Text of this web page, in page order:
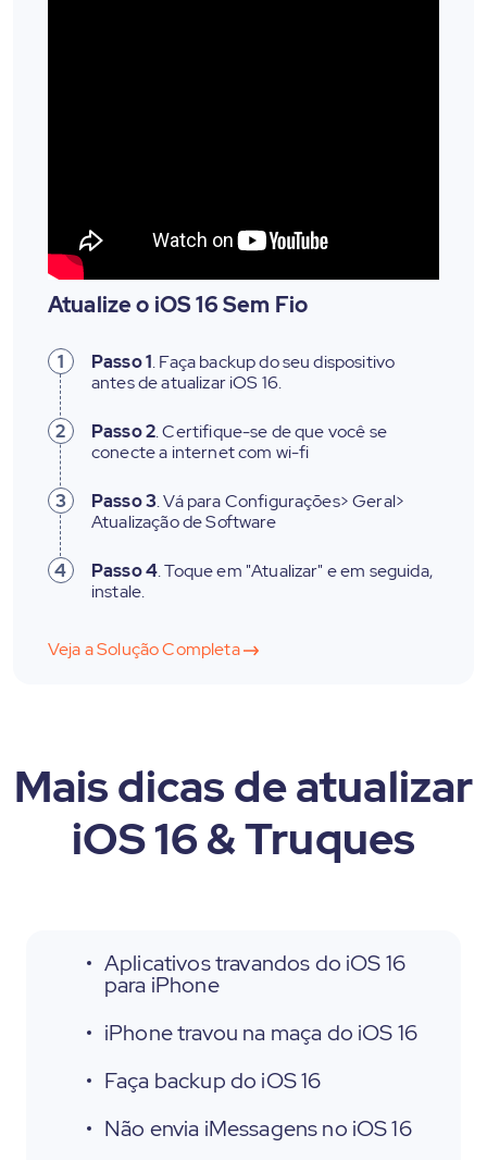
Atualize o iOS 16 Sem Fio
1 Passo 1. Faça backup do seu dispositivo
antes de atualizar iOS 16.
2 Passo 2. Certifique-se de que você se
conecte a internet com wi-fi
3 Passo 3. Vá para Configurações> Geral>
Atualização de Software
4 Passo 4. Toque em "Atualizar" e em seguida,
instale.
Veja a Solução Completa
Mais dicas de atualizar
iOS 16 & Truques
Aplicativos travandos do iOS 16
para iPhone
iPhone travou na maça do iOS 16
Faça backup do iOS 16
Não envia iMessagens no iOS 16